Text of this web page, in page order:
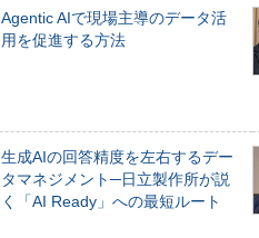
Agentic AIで現場主導のデータ活
用を促進する方法
生成AIの回答精度を左右するデー
タマネジメント─日立製作所が説
く「AI Ready」への最短ルート